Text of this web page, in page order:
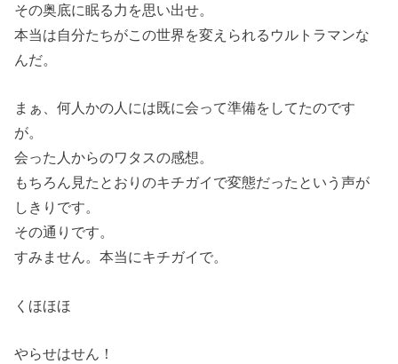
その奥底に眠る力を思い出せ。
本当は自分たちがこの世界を変えられるウルトラマンな
んだ。
まぁ、何人かの人には既に会って準備をしてたのです
が。
会った人からのワタスの感想。
もちろん見たとおりのキチガイで変態だったという声が
しきりです。
その通りです。
すみません。本当にキチガイで。
くほほほ
やらせはせん！